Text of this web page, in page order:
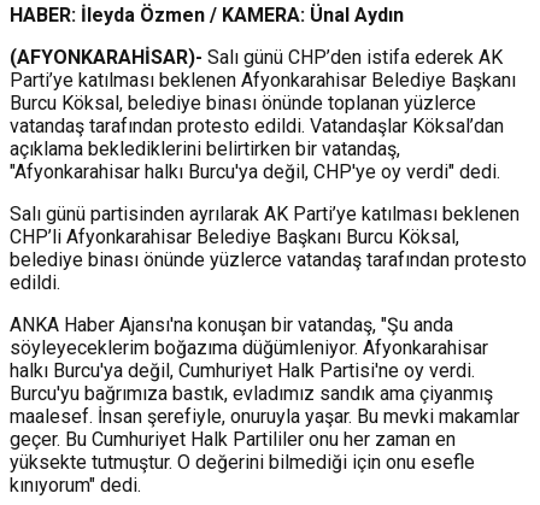
HABER: İleyda Özmen / KAMERA: Ünal Aydın
(AFYONKARAHİSAR)- Salı günü CHP’den istifa ederek AK
Parti’ye katılması beklenen Afyonkarahisar Belediye Başkanı
Burcu Köksal, belediye binası önünde toplanan yüzlerce
vatandaş tarafından protesto edildi. Vatandaşlar Köksal’dan
açıklama beklediklerini belirtirken bir vatandaş,
"Afyonkarahisar halkı Burcu'ya değil, CHP'ye oy verdi" dedi.
Salı günü partisinden ayrılarak AK Parti’ye katılması beklenen
CHP’li Afyonkarahisar Belediye Başkanı Burcu Köksal,
belediye binası önünde yüzlerce vatandaş tarafından protesto
edildi.
ANKA Haber Ajansı'na konuşan bir vatandaş, "Şu anda
söyleyeceklerim boğazıma düğümleniyor. Afyonkarahisar
halkı Burcu'ya değil, Cumhuriyet Halk Partisi'ne oy verdi.
Burcu'yu bağrımıza bastık, evladımız sandık ama çiyanmış
maalesef. İnsan şerefiyle, onuruyla yaşar. Bu mevki makamlar
geçer. Bu Cumhuriyet Halk Partililer onu her zaman en
yüksekte tutmuştur. O değerini bilmediği için onu esefle
kınıyorum" dedi.